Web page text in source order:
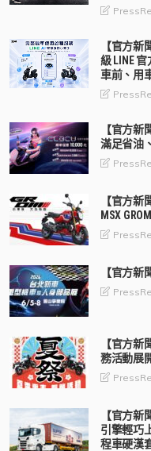
【官方新
級 LINE
車前、用
【官方新
滿足省油
【官方新
MSX
【官方
【官方新
務活動展
【官方新
引擎輕巧
程車硬漢